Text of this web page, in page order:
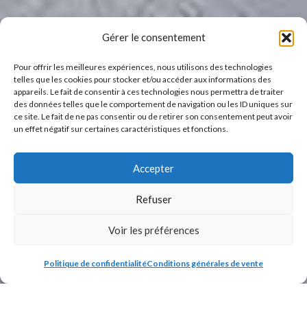
Gérer le consentement
Pour offrir les meilleures expériences, nous utilisons des technologies
telles que les cookies pour stocker et/ou accéder aux informations des
appareils. Le fait de consentir à ces technologies nous permettra de traiter
des données telles que le comportement de navigation ou les ID uniques sur
ce site. Le fait de ne pas consentir ou de retirer son consentement peut avoir
un effet négatif sur certaines caractéristiques et fonctions.
Accepter
Refuser
Voir les préférences
Politique de confidentialitéConditions générales de vente